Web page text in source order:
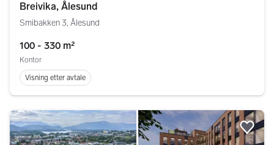
Breivika, Ålesund
Smibakken 3, Ålesund
100 - 330 m²
Kontor
Visning etter avtale